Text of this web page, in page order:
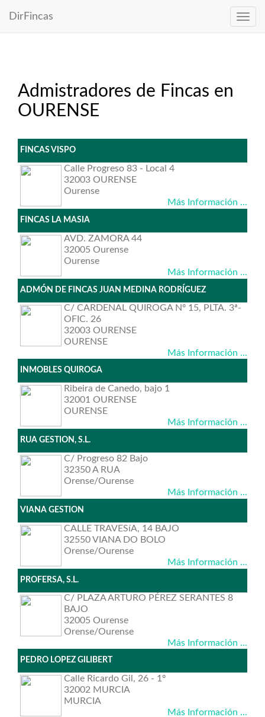
DirFincas
Admistradores de Fincas en
OURENSE
FINCAS VISPO
Calle Progreso 83 - Local 4
32003 OURENSE
Ourense
Más Información ...
FINCAS LA MASIA
AVD. ZAMORA 44
32005 Ourense
Ourense
Más Información ...
ADMÓN DE FINCAS JUAN MEDINA RODRÍGUEZ
C/ CARDENAL QUIROGA Nº 15, PLTA. 3ª-
OFIC. 26
32003 OURENSE
OURENSE
Más Información ...
INMOBLES QUIROGA
Ribeira de Canedo, bajo 1
32001 OURENSE
OURENSE
Más Información ...
RUA GESTION, S.L.
C/ Progreso 82 Bajo
32350 A RUA
Orense/Ourense
Más Información ...
VIANA GESTION
CALLE TRAVESíA, 14 BAJO
32550 VIANA DO BOLO
Orense/Ourense
Más Información ...
PROFERSA, S.L.
C/ PLAZA ARTURO PÉREZ SERANTES 8
BAJO
32005 Ourense
Orense/Ourense
Más Información ...
PEDRO LOPEZ GILIBERT
Calle Ricardo Gil, 26 - 1º
32002 MURCIA
MURCIA
Más Información ...